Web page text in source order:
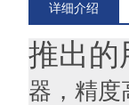
详细介绍
推出的
器，精度